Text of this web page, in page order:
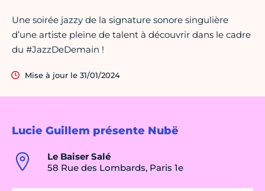
Lucie Guillem présente Nubë
Le Baiser Salé
58 Rue des Lombards, Paris 1e
Une soirée jazzy de la signature sonore singulière
d’une artiste pleine de talent à découvrir dans le cadre
du #JazzDeDemain !
Mise à jour le 31/01/2024